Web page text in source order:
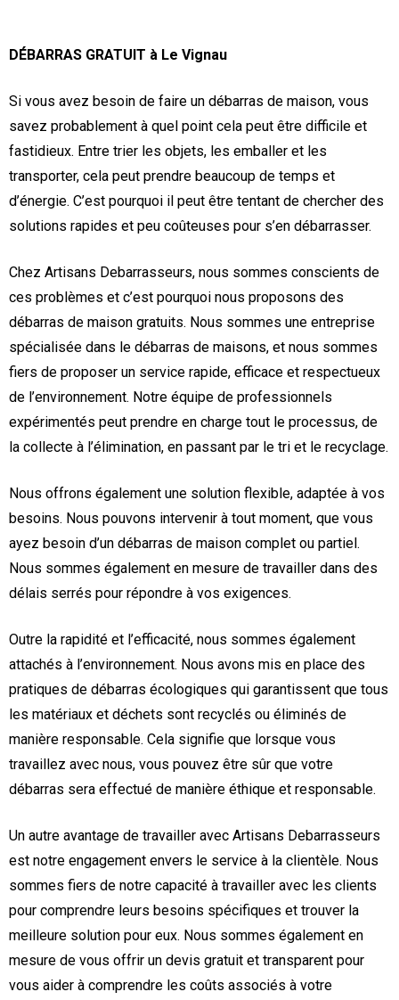
DÉBARRAS GRATUIT à Le Vignau
Si vous avez besoin de faire un débarras de maison, vous
savez probablement à quel point cela peut être difficile et
fastidieux. Entre trier les objets, les emballer et les
transporter, cela peut prendre beaucoup de temps et
d’énergie. C’est pourquoi il peut être tentant de chercher des
solutions rapides et peu coûteuses pour s’en débarrasser.
Chez Artisans Debarrasseurs, nous sommes conscients de
ces problèmes et c’est pourquoi nous proposons des
débarras de maison gratuits. Nous sommes une entreprise
spécialisée dans le débarras de maisons, et nous sommes
fiers de proposer un service rapide, efficace et respectueux
de l’environnement. Notre équipe de professionnels
expérimentés peut prendre en charge tout le processus, de
la collecte à l’élimination, en passant par le tri et le recyclage.
Nous offrons également une solution flexible, adaptée à vos
besoins. Nous pouvons intervenir à tout moment, que vous
ayez besoin d’un débarras de maison complet ou partiel.
Nous sommes également en mesure de travailler dans des
délais serrés pour répondre à vos exigences.
Outre la rapidité et l’efficacité, nous sommes également
attachés à l’environnement. Nous avons mis en place des
pratiques de débarras écologiques qui garantissent que tous
les matériaux et déchets sont recyclés ou éliminés de
manière responsable. Cela signifie que lorsque vous
travaillez avec nous, vous pouvez être sûr que votre
débarras sera effectué de manière éthique et responsable.
Un autre avantage de travailler avec Artisans Debarrasseurs
est notre engagement envers le service à la clientèle. Nous
sommes fiers de notre capacité à travailler avec les clients
pour comprendre leurs besoins spécifiques et trouver la
meilleure solution pour eux. Nous sommes également en
mesure de vous offrir un devis gratuit et transparent pour
vous aider à comprendre les coûts associés à votre